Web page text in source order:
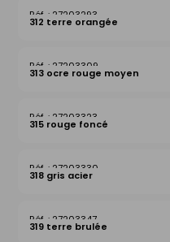
27203293
312 terre orangée
27203309
313 ocre rouge moyen
27203323
315 rouge foncé
27203330
318 gris acier
27203347
319 terre brulée